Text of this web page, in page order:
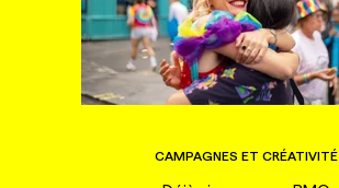
CAMPAGNES ET CRÉATIVITÉ